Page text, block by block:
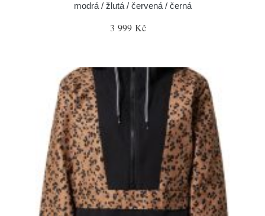
modrá / žlutá / červená / černá
3 999 Kč